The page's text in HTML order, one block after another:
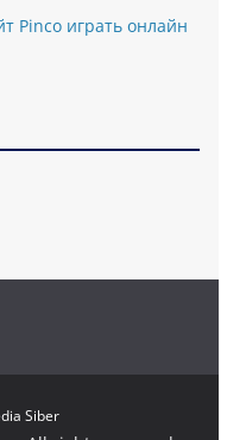
Pinco играть онлайн
Siber